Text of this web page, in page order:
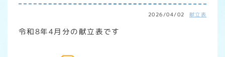
2026/04/02 献立表
令和8年4月分の献立表です